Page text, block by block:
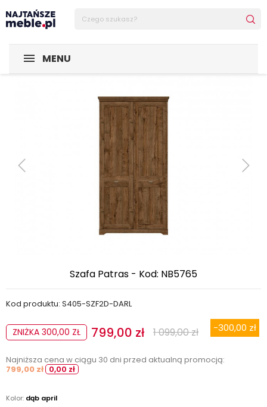
MENU
Sklep Najtańsze-meble
Szafa Patras - Kod: NB5765
Kod produktu: S405-SZF2D-DARL
799,00 zł
ZNIŻKA 300,00 ZŁ 1 099,00 zł -300,00 zł
Najniższa cena w ciągu 30 dni przed aktualną promocją:
799,00 zł 0,00 zł
Kolor: dąb april